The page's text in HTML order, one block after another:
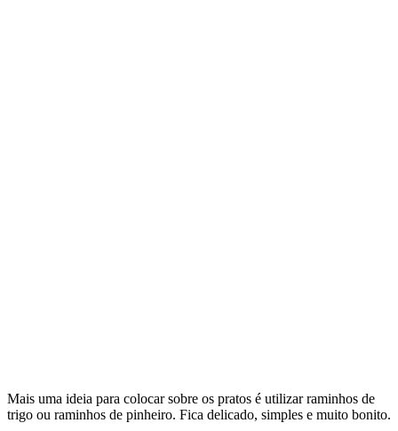
Mais uma ideia para colocar sobre os pratos é utilizar raminhos de
trigo ou raminhos de pinheiro. Fica delicado, simples e muito bonito.